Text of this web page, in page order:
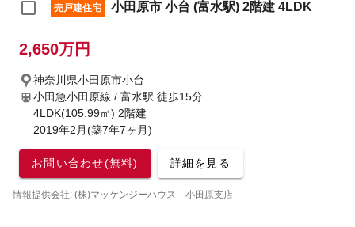
売戸建住宅 小田原市 小台 (富水駅) 2階建 4LDK
2,650万円
神奈川県小田原市小台
小田急小田原線 / 富水駅 徒歩15分
4LDK(105.99㎡) 2階建
2019年2月(築7年7ヶ月)
お問い合わせ(無料) 詳細を見る
情報提供会社: (株)マッケンジーハウス 小田原支店